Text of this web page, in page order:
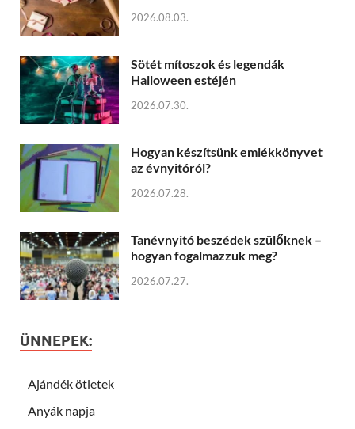
2026.08.03.
Sötét mítoszok és legendák
Halloween estéjén
2026.07.30.
Hogyan készítsünk emlékkönyvet
az évnyitóról?
2026.07.28.
Tanévnyitó beszédek szülőknek –
hogyan fogalmazzuk meg?
2026.07.27.
ÜNNEPEK:
Ajándék ötletek
Anyák napja